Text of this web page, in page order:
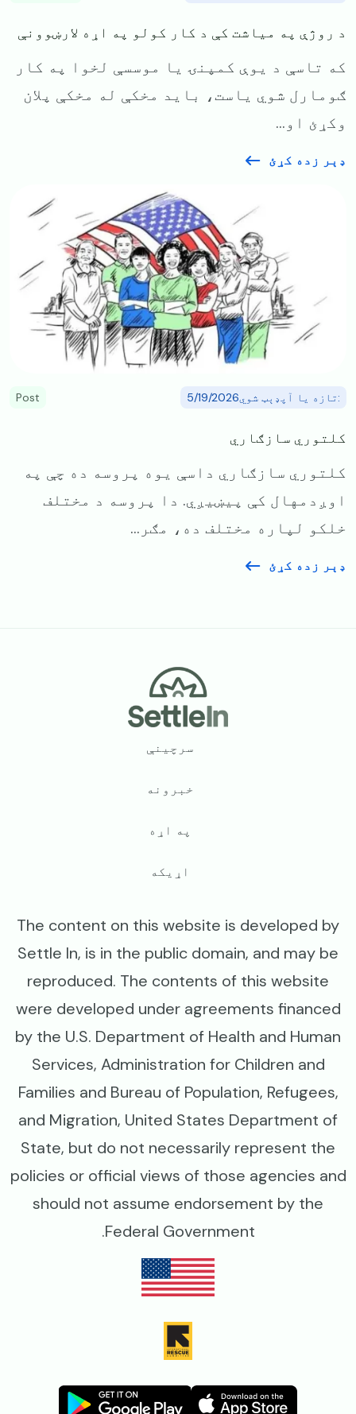
د روژې په میاشت کې د کار کولو په اړه لارښوونې
که تاسې د یوې کمپنۍ یا موسسې لخوا په کار
ګومارل شوي یاست، باید مخکې له مخکې پلان
وکړئ او...
ډېر زده کړئ
:تازه یا آپډېټ شوي5/19/2026 Post
کلتوري سازګاري
کلتوري سازګاري داسې یوه پروسه ده چې په
اوږدمهال کې پیښیږي. دا پروسه د مختلف
خلکو لپاره مختلف ده، مګر...
ډېر زده کړئ
سرچینې
خبرونه
په اړه
اړیکه
The content on this website is developed by
Settle In, is in the public domain, and may be
reproduced. The contents of this website
were developed under agreements financed
by the U.S. Department of Health and Human
Services, Administration for Children and
Families and Bureau of Population, Refugees,
and Migration, United States Department of
State, but do not necessarily represent the
policies or official views of those agencies and
should not assume endorsement by the
Federal Government.
Image
Image